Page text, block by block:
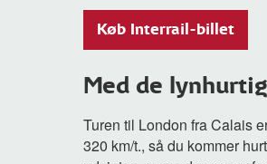
Køb Interrail-billet
Med de
Turen til London fra Calais
320 km/t., så du kommer